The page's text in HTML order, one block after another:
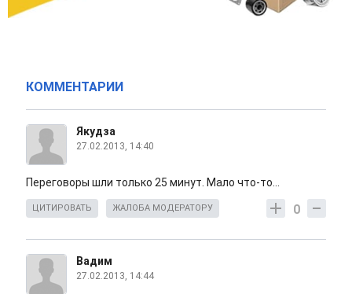
КОММЕНТАРИИ
Якудза
27.02.2013, 14:40
Переговоры шли только 25 минут. Мало что-то...
0
ЦИТИРОВАТЬ ЖАЛОБА МОДЕРАТОРУ
Вадим
27.02.2013, 14:44